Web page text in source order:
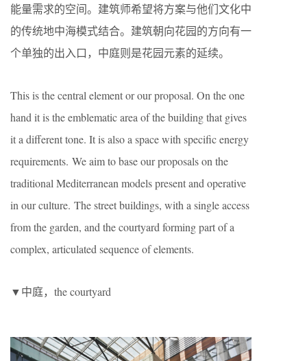
能量需求的空间。建筑师希望将方案与他们文化中
的传统地中海模式结合。建筑朝向花园的方向有一
个单独的出入口，中庭则是花园元素的延续。
This is the central element or our proposal. On the one
hand it is the emblematic area of the building that gives
it a different tone. It is also a space with specific energy
requirements. We aim to base our proposals on the
traditional Mediterranean models present and operative
in our culture. The street buildings, with a single access
from the garden, and the courtyard forming part of a
complex, articulated sequence of elements.
▼中庭，the courtyard